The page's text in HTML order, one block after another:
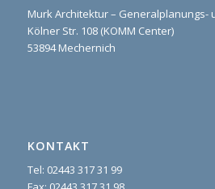
Murk Architektur – Generalplanungs-
Kölner Str. 108 (KOMM Center)
53894 Mechernich
KONTAKT
Tel: 02443 317 31 99